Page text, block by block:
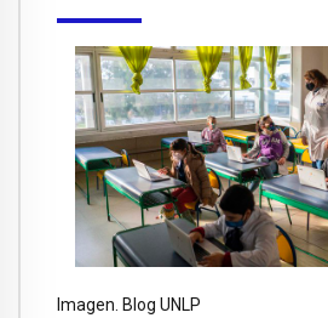
Imagen. Blog UNLP